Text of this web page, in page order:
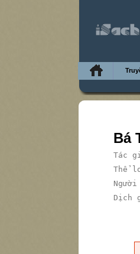
Bá
Tác
Thể
Dịch